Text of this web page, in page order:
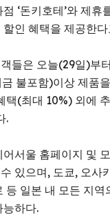
‘돈키호테’와 제휴
인 혜택을 제공한
들은 오늘(29일)부
불포함)이상 제품
택(최대 10%) 외에
.
서울 홈페이지 및
있으며, 도쿄, 오사
등 일본 내 모든 지역
능하다.